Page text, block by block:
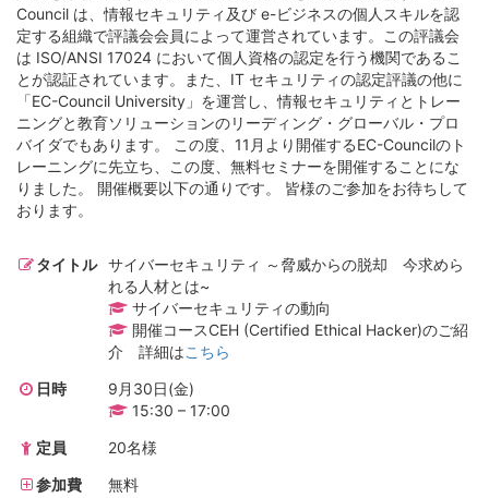
Council は、情報セキュリティ及び e-ビジネスの個人スキルを認
定する組織で評議会会員によって運営されています。この評議会
は ISO/ANSI 17024 において個人資格の認定を行う機関であるこ
とが認証されています。また、IT セキュリティの認定評議の他に
「EC-Council University」を運営し、情報セキュリティとトレー
ニングと教育ソリューションのリーディング・グローバル・プロ
バイダでもあります。 この度、11月より開催するEC-Councilのト
レーニングに先立ち、この度、無料セミナーを開催することにな
りました。 開催概要以下の通りです。 皆様のご参加をお待ちして
おります。
タイトル サイバーセキュリティ ～脅威からの脱却 今求めら
れる人材とは~
サイバーセキュリティの動向
開催コースCEH (Certified Ethical Hacker)のご紹
介 詳細はこちら
日時
9月30日(金)
15:30 – 17:00
定員
20名様
参加費
無料